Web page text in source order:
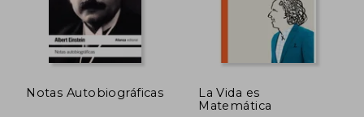
10%
dcto.
$ 22.485
dcto.
Notas Autobiográficas
La Vida es
Matemática